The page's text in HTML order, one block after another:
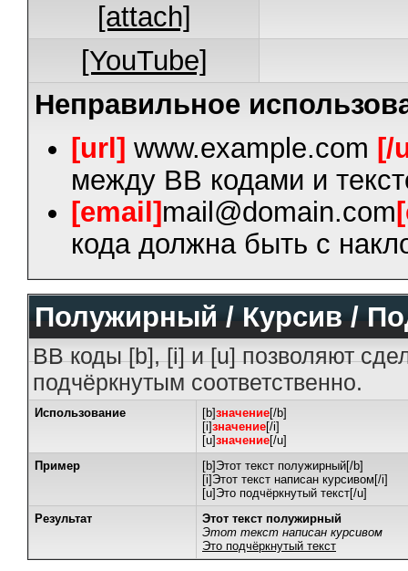
[attach]
[YouTube]
Неправильное
[url] www.example.com [/
между BB кодами и
[email] mail@domain.com
кода должна быть с
Полужирный / Курсив /
BB коды [b], [i] и [u] позволяют
подчёркнутым соответственно.
Использование [b]значение[/b]
[i]значение[/i]
[u]значение[/u]
Пример
[b]Этот текст полужирный[/b]
[i]Этот текст написан курсивом[/i]
[u]Это подчёркнутый текст[/u]
Результат
Этот текст полужирный
Этот текст написан курсивом
Это подчёркнутый текст